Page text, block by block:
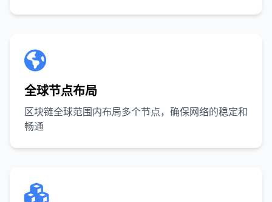
全球节点布局
区块链全球范围内布局多个节点，确保网络的稳定和
畅通